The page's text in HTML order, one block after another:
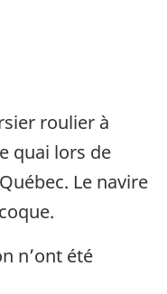
roulier à
quai lors de
Le navire
n’ont été